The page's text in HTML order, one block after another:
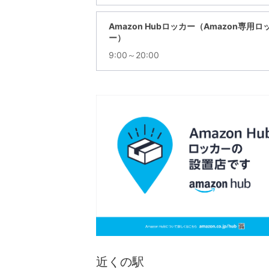
Amazon Hubロッカー（Amazon専用ロ
ー）
9:00～20:00
近くの駅